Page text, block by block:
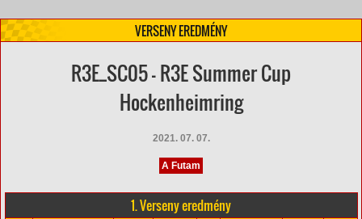
VERSENY EREDMÉNY
R3E_SC05 - R3E Summer Cup
Hockenheimring
2021. 07. 07.
A Futam
1. Verseny eredmény